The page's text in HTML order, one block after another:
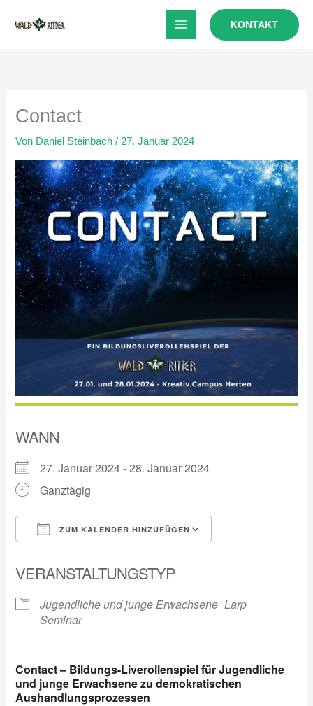
Inhalt
KONTAKT
Contact
Von Daniel Steinbach/27. Januar 2024
WANN
27. Januar 2024 - 28. Januar 2024
Ganztägig
ZUM KALENDER HINZUFÜGEN
VERANSTALTUNGSTYP
Jugendliche und junge Erwachsene Larp
Seminar
Contact – Bildungs-Liverollenspiel für Jugendliche
und junge Erwachsenezu demokratischen
Aushandlungsprozessen